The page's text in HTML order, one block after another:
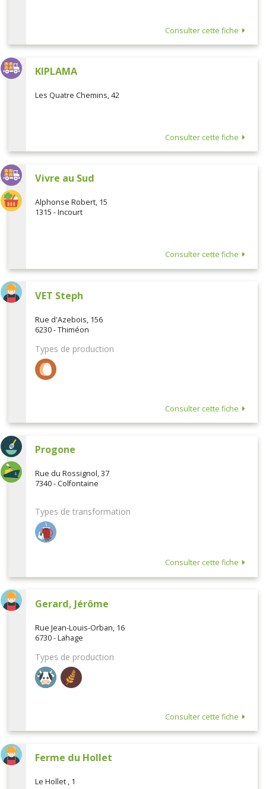
Consulter cette fiche
KIPLAMA
Les Quatre Chemins, 42
Consulter cette fiche
Vivre au Sud
Alphonse Robert, 15
1315 - Incourt
Consulter cette fiche
VET Steph
Rue d'Azebois, 156
6230 - Thiméon
Types de production
Consulter cette fiche
Progone
Rue du Rossignol, 37
7340 - Colfontaine
Types de transformation
Consulter cette fiche
Gerard, Jérôme
Rue Jean-Louis-Orban, 16
6730 - Lahage
Types de production
Consulter cette fiche
Ferme du Hollet
Le Hollet , 1